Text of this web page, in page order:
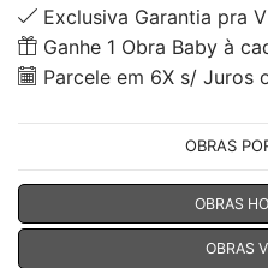
Exclusiva Garantia pra
Ganhe 1 Obra Baby à
Parcele em 6X s/ Juros
OBRAS
OBRAS
OBRAS